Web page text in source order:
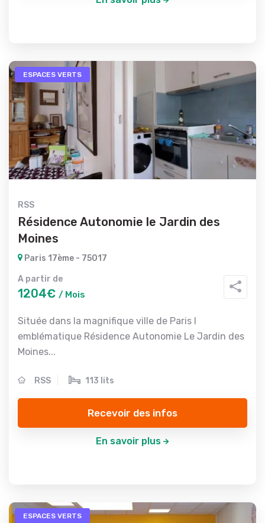
ESPACES VERTS
RSS
Résidence Autonomie le Jardin des
Moines
Paris 17ème - 75017
A partir de
1204€ / Mois
Située dans la magnifique ville de Paris l
emblématique Résidence Autonomie Le Jardin des
Moines...
RSS 113 lits
Recevoir des infos
En savoir plus
ESPACES VERTS